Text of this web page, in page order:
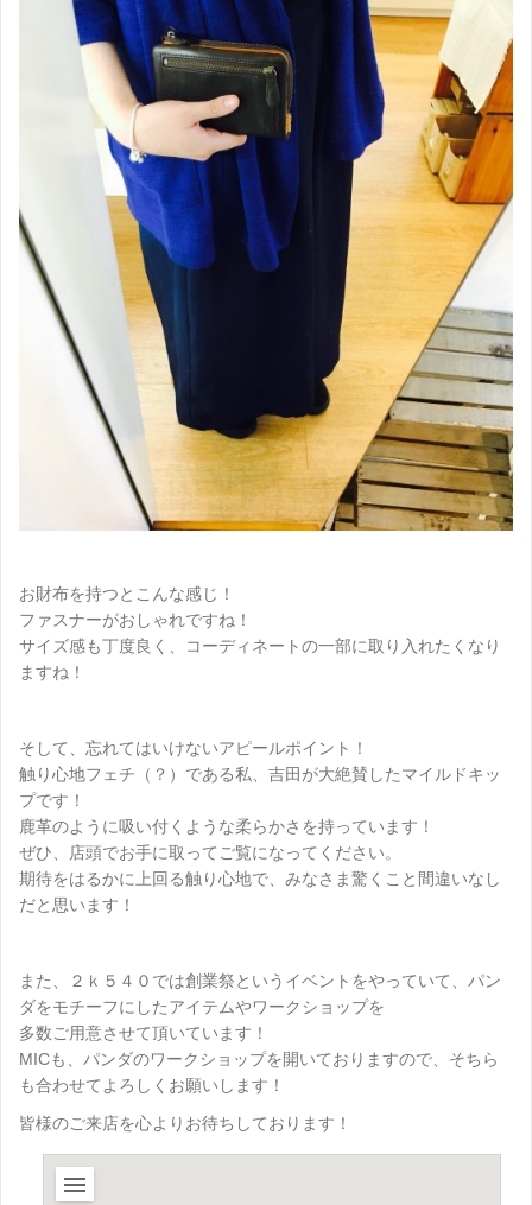
お財布を持つとこんな感じ！
ファスナーがおしゃれですね！
サイズ感も丁度良く、コーディネートの一部に取り入れたくなり
ますね！
そして、忘れてはいけないアピールポイント！
触り心地フェチ（？）である私、吉田が大絶賛したマイルドキッ
プです！
鹿革のように吸い付くような柔らかさを持っています！
ぜひ、店頭でお手に取ってご覧になってください。
期待をはるかに上回る触り心地で、みなさま驚くこと間違いなし
だと思います！
また、２ｋ５４０では創業祭というイベントをやっていて、パン
ダをモチーフにしたアイテムやワークショップを
多数ご用意させて頂いています！
MICも、パンダのワークショップを開いておりますので、そちら
も合わせてよろしくお願いします！
皆様のご来店を心よりお待ちしております！